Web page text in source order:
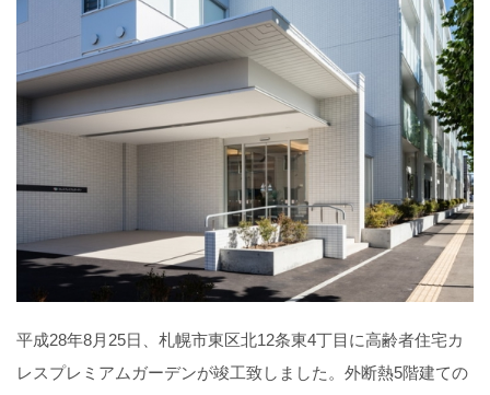
平成28年8月25日、札幌市東区北12条東4丁目に高齢者住宅カ
レスプレミアムガーデンが竣工致しました。外断熱5階建ての